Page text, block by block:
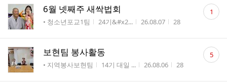
6월 넷째주 새싹법회
게시판명
• 청소년포교1팀 작성자
24기&#x2... 작성시간
26.08.07 조회수
28
댓
글 1
보현팀 봉사활동
게시판명
• 지역봉사보현팀 작성자
14기 대일 ... 작성시간
26.08.06 조회수
28
댓
글 5